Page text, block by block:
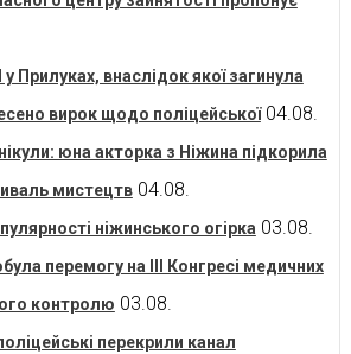
Прилуках, внаслідок якої загинула
вирок щодо поліцейської 04.08.
юна акторка з Ніжина підкорила
мистецтв 04.08.
ніжинського огірка 03.08.
перемогу на ІІІ Конгресі медичних
контролю 03.08.
перекрили канал